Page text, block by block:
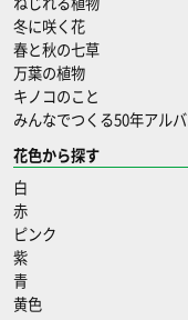
冬に咲く花
春と秋の七草
万葉の植物
キノコのこと
みんなでつくる50年アル
花色から探す
白
赤
ピンク
紫
青
黄色